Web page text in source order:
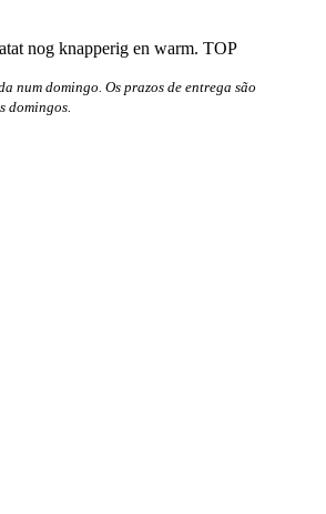
nog knapperig en warm. TOP
num domingo. Os prazos de entrega são
domingos.